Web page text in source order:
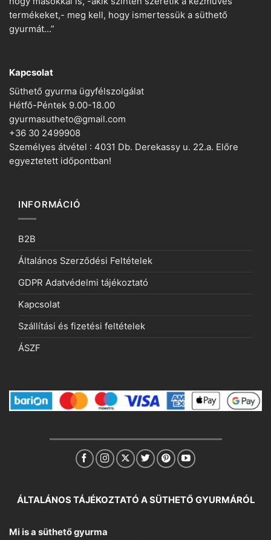
termékeket,- meg kell, hogy ismertessük a süthető
gyurmát…”
Kapcsolat
Süthető gyurma ügyfélszolgálat
Hétfő-Péntek 9.00-18.00
gyurmasutheto@gmail.com
+36 30 2499908
Személyes átvétel : 4031 Db. Derekassy u. 22.a. Előre
egyeztetett időpontban!
INFORMÁCIÓ
B2B
Általános Szerződési Feltételek
GDPR Adatvédelmi tájékoztató
Kapcsolat
Szállítási és fizetési feltételek
ÁSZF
ÁLTALÁNOS TÁJÉKOZTATÓ A SÜTHETŐ GYURMÁRÓL
Mi is a süthető gyurma